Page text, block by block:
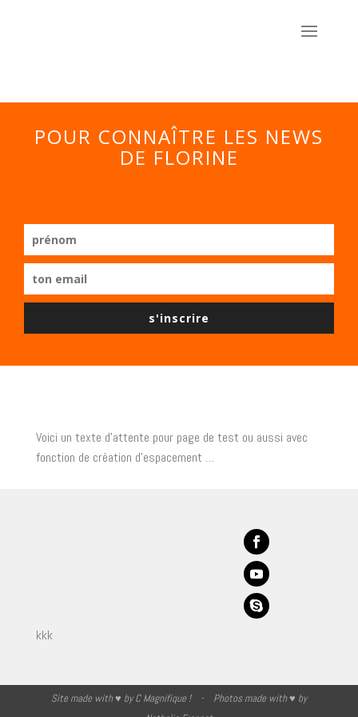
POUR CONNAÎTRE LES NEWS
DE FLORINE
s'inscrire
Voici un texte d’attente pour page de test ou aussi avec
fonction de création d’espacement …
kkk
Site made with ♥ byC Magnifique !- Photos made with ♥ by